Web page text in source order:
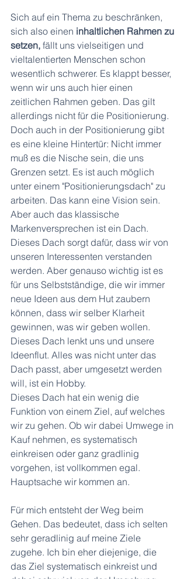
Sich auf ein Thema zu beschränken,
sich also einen inhaltlichen Rahmen zu
setzen, fällt uns vielseitigen und
vieltalentierten Menschen schon
wesentlich schwerer. Es klappt besser,
wenn wir uns auch hier einen
zeitlichen Rahmen geben. Das gilt
allerdings nicht für die Positionierung.
Doch auch in der Positionierung gibt
es eine kleine Hintertür: Nicht immer
muß es die Nische sein, die uns
Grenzen setzt. Es ist auch möglich
unter einem "Positionierungsdach" zu
arbeiten. Das kann eine Vision sein.
Aber auch das klassische
Markenversprechen ist ein Dach.
Dieses Dach sorgt dafür, dass wir von
unseren Interessenten verstanden
werden. Aber genauso wichtig ist es
für uns Selbstständige, die wir immer
neue Ideen aus dem Hut zaubern
können, dass wir selber Klarheit
gewinnen, was wir geben wollen.
Dieses Dach lenkt uns und unsere
Ideenflut. Alles was nicht unter das
Dach passt, aber umgesetzt werden
will, ist ein Hobby.
Dieses Dach hat ein wenig die
Funktion von einem Ziel, auf welches
wir zu gehen. Ob wir dabei Umwege in
Kauf nehmen, es systematisch
einkreisen oder ganz gradlinig
vorgehen, ist vollkommen egal.
Hauptsache wir kommen an.
Für mich entsteht der Weg beim
Gehen. Das bedeutet, dass ich selten
sehr geradlinig auf meine Ziele
zugehe. Ich bin eher diejenige, die
das Ziel systematisch einkreist und